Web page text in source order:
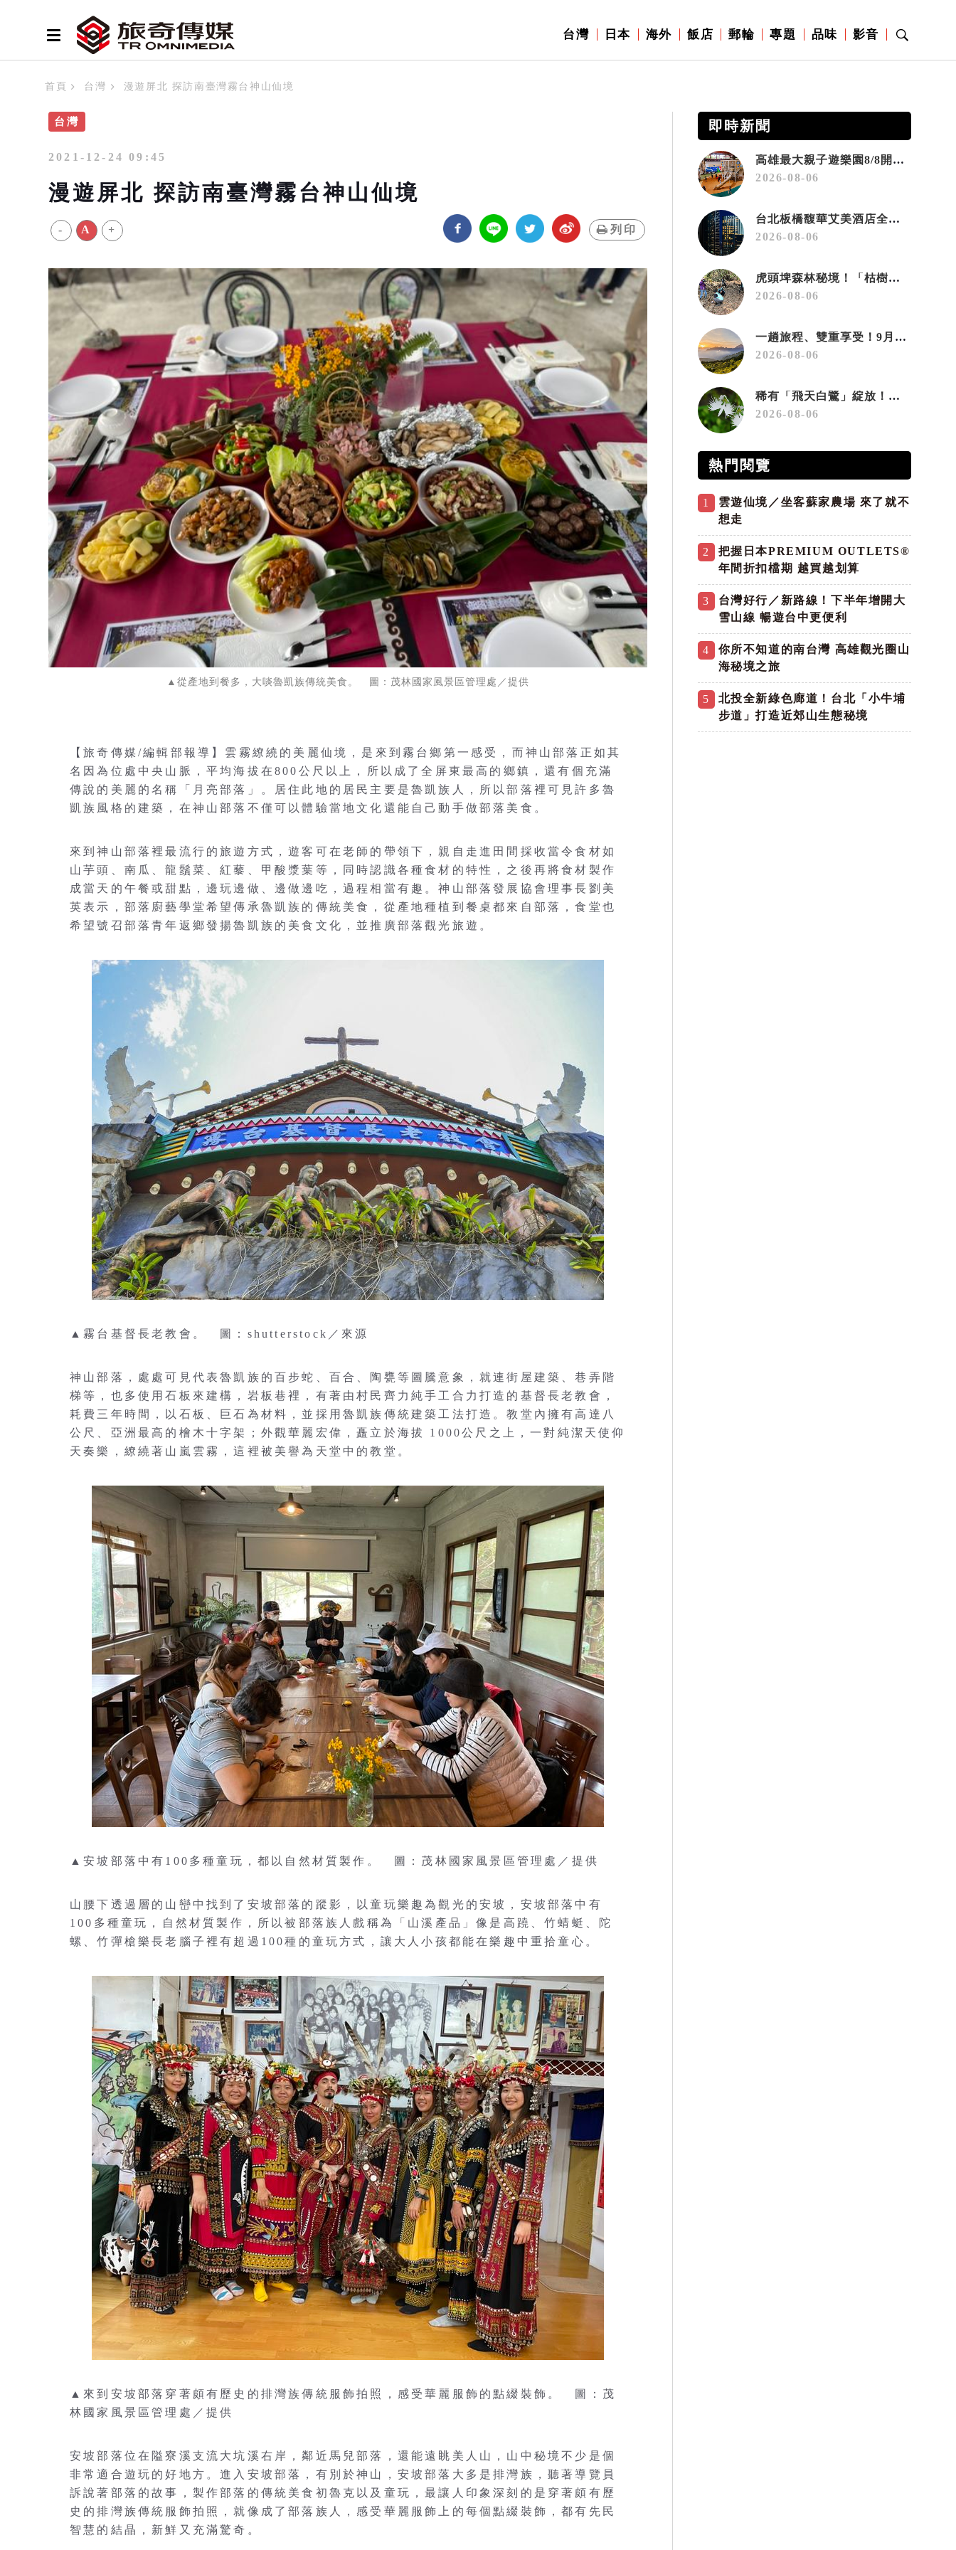
台灣 日本 海外 飯店 郵輪 專題 品味 影音
首頁 台灣 漫遊屏北 探訪南臺灣霧台神山仙境
台灣
2021-12-24 09:45
漫遊屏北 探訪南臺灣霧台神山仙境
- A + 列印
▲從產地到餐多，大啖魯凱族傳統美食。 圖：茂林國家風景區管理處／提供
【旅奇傳媒/編輯部報導】雲霧繚繞的美麗仙境，是來到霧台鄉第一感受，而神山部落正如其
名因為位處中央山脈，平均海拔在800公尺以上，所以成了全屏東最高的鄉鎮，還有個充滿
傳說的美麗的名稱「月亮部落」。居住此地的居民主要是魯凱族人，所以部落裡可見許多魯
凱族風格的建築，在神山部落不僅可以體驗當地文化還能自己動手做部落美食。
來到神山部落裡最流行的旅遊方式，遊客可在老師的帶領下，親自走進田間採收當令食材如
山芋頭、南瓜、龍鬚菜、紅藜、甲酸漿葉等，同時認識各種食材的特性，之後再將食材製作
成當天的午餐或甜點，邊玩邊做、邊做邊吃，過程相當有趣。神山部落發展協會理事長劉美
英表示，部落廚藝學堂希望傳承魯凱族的傳統美食，從產地種植到餐桌都來自部落，食堂也
希望號召部落青年返鄉發揚魯凱族的美食文化，並推廣部落觀光旅遊。
▲霧台基督長老教會。 圖：shutterstock／來源
神山部落，處處可見代表魯凱族的百步蛇、百合、陶甕等圖騰意象，就連街屋建築、巷弄階
梯等，也多使用石板來建構，岩板巷裡，有著由村民齊力純手工合力打造的基督長老教會，
耗費三年時間，以石板、巨石為材料，並採用魯凱族傳統建築工法打造。教堂內擁有高達八
公尺、亞洲最高的檜木十字架；外觀華麗宏偉，矗立於海拔 1000公尺之上，一對純潔天使仰
天奏樂，繚繞著山嵐雲霧，這裡被美譽為天堂中的教堂。
▲安坡部落中有100多種童玩，都以自然材質製作。 圖：茂林國家風景區管理處／提供
山腰下透過層的山巒中找到了安坡部落的蹤影，以童玩樂趣為觀光的安坡，安坡部落中有
100多種童玩，自然材質製作，所以被部落族人戲稱為「山溪產品」像是高蹺、竹蜻蜓、陀
螺、竹彈槍樂長老腦子裡有超過100種的童玩方式，讓大人小孩都能在樂趣中重拾童心。
▲來到安坡部落穿著頗有歷史的排灣族傳統服飾拍照，感受華麗服飾的點綴裝飾。 圖：茂
林國家風景區管理處／提供
安坡部落位在隘寮溪支流大坑溪右岸，鄰近馬兒部落，還能遠眺美人山，山中秘境不少是個
非常適合遊玩的好地方。進入安坡部落，有別於神山，安坡部落大多是排灣族，聽著導覽員
訴說著部落的故事，製作部落的傳統美食初魯克以及童玩，最讓人印象深刻的是穿著頗有歷
史的排灣族傳統服飾拍照，就像成了部落族人，感受華麗服飾上的每個點綴裝飾，都有先民
智慧的結晶，新鮮又充滿驚奇。
即時新聞
高雄最大親子遊樂園8/8開幕！30項設施免費玩、YOYO家族嗨翻暑假
2026-08-06
台北板橋馥華艾美酒店全新開幕 感官藝術策展打造旅居新風格
2026-08-06
虎頭埤森林秘境！「枯樹籬步道」生態復育有成 走進大自然生命教室
2026-08-06
一趟旅程、雙重享受！9月住宿合歡山 順遊奧萬大10元優惠入園
2026-08-06
稀有「飛天白鷺」綻放！神戶六甲高山植物園「鷺草」珍貴現身
2026-08-06
熱門閱覽
1
雲遊仙境／坐客蘇家農場 來了就不
想走
2
把握日本PREMIUM OUTLETS®
年間折扣檔期 越買越划算
3
台灣好行／新路線！下半年增開大
雪山線 暢遊台中更便利
4
你所不知道的南台灣 高雄觀光圈山
海秘境之旅
5
北投全新綠色廊道！台北「小牛埔
步道」打造近郊山生態秘境